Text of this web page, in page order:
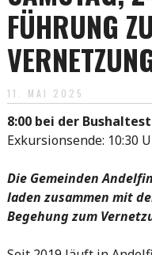
FÜHRUNG
11. MAI 2025
8:00 bei der
Exkursionsende: 10:30
Die Gemeinden
laden zusammen mit
Begehung zum